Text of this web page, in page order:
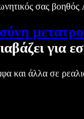
σας
για
και άλλα σε